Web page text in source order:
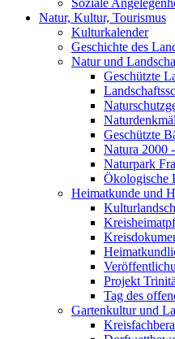
Soziale
Natur, Kultur, Tourismus
Kulturkalender
Geschichte des
Natur und
Geschützte
Geschützte
Natura 2000
Naturpark
Ökologische
Heimatkunde und
Projekt
Tag des
Gartenkultur und